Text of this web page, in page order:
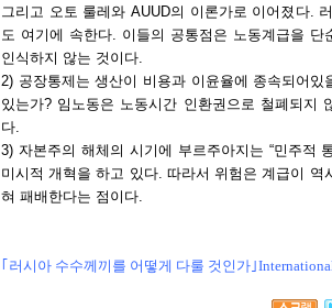
그리고 오토 룰레와 AUUD의 이론가로 이어졌다.
도 여기에 속한다. 이들의 공통점은 노동계급을
인식하지 않는 것이다.
2) 공장통제는 생산이 비용과 이윤율에 종속되어
있는가? 임노동은 노동시간 인환권으로 철폐되지
다.
3) 자본주의 해체의 시기에 부르주아지는 “민주적
미시적 개혁을 하고 있다. 따라서 위험은 계급이
혀 패배한다는 점이다.
｢러시아 수수께끼를 어떻게 다룰 것인가｣